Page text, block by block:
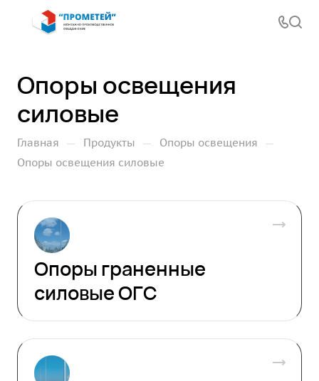
Опоры освещения
силовые
Главная — Продукты — Опоры освещения —
Опоры освещения силовые
Опоры граненные
силовые ОГС